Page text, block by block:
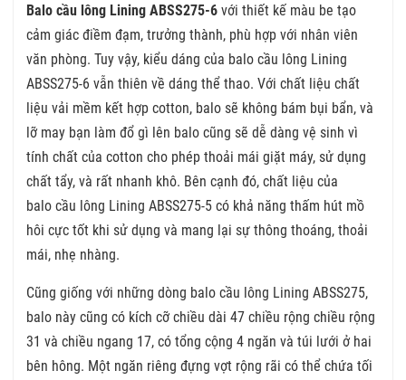
Balo cầu lông Lining ABSS275-6 với thiết kế màu be tạo
cảm giác điềm đạm, trưởng thành, phù hợp với nhân viên
văn phòng. Tuy vậy, kiểu dáng của balo cầu lông Lining
ABSS275-6 vẫn thiên về dáng thể thao. Với chất liệu chất
liệu vải mềm kết hợp cotton, balo sẽ không bám bụi bẩn, và
lỡ may bạn làm đổ gì lên balo cũng sẽ dễ dàng vệ sinh vì
tính chất của cotton cho phép thoải mái giặt máy, sử dụng
chất tẩy, và rất nhanh khô. Bên cạnh đó, chất liệu của
balo cầu lông Lining ABSS275-5 có khả năng thấm hút mồ
hôi cực tốt khi sử dụng và mang lại sự thông thoáng, thoải
mái, nhẹ nhàng.
Cũng giống với những dòng balo cầu lông Lining ABSS275,
balo này cũng có kích cỡ chiều dài 47 chiều rộng chiều rộng
31 và chiều ngang 17, có tổng cộng 4 ngăn và túi lưới ở hai
bên hông. Một ngăn riêng đựng vợt rộng rãi có thể chứa tối